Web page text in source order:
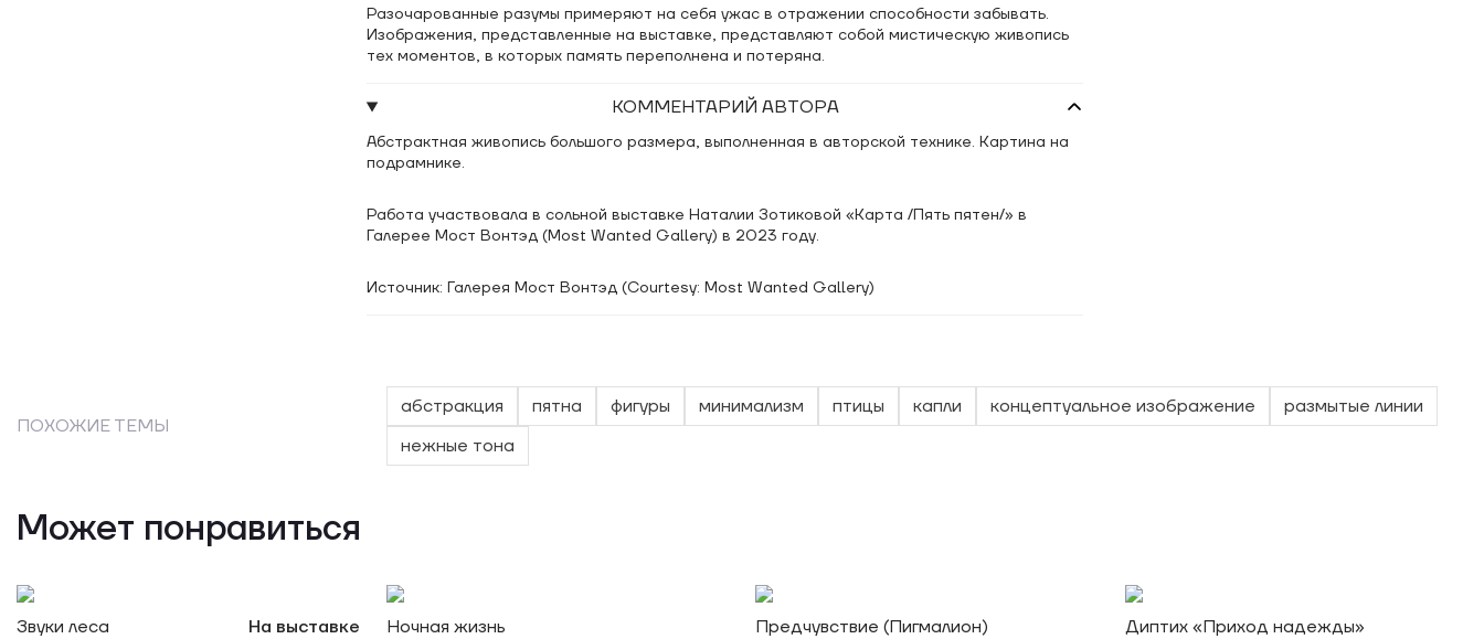
Разочарованные разумы примеряют на себя ужас в отражении способности забывать.
Изображения, представленные на выставке, представляют собой мистическую живопись
тех моментов, в которых память переполнена и потеряна.
КОММЕНТАРИЙ АВТОРА
Абстрактная живопись большого размера, выполненная в авторской технике. Картина на
подрамнике.
Работа участвовала в сольной выставке Наталии Зотиковой «Карта /Пять пятен/» в
Галерее Мост Вонтэд (Most Wanted Gallery) в 2023 году.
Источник: Галерея Мост Вонтэд (Courtesy: Most Wanted Gallery)
ПОХОЖИЕ ТЕМЫ
абстракция пятна фигуры минимализм птицы капли концептуальное изображение
размытые линии
нежные тона
Может понравиться
Звуки леса
На выставке
Ночная жизнь
Предчувствие (Пигмалион)
Диптих «Приход надежды»